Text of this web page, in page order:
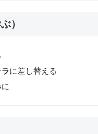
）
に差し替える
に